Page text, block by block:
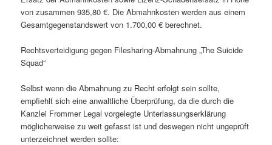
von zusammen 935,80 €. Die Abmahnkosten werden aus einem
Gesamtgegenstandswert von 1.700,00 € berechnet.
Rechtsverteidigung gegen Filesharing-Abmahnung „The Suicide
Squad“
Selbst wenn die Abmahnung zu Recht erfolgt sein sollte,
empfiehlt sich eine anwaltliche Überprüfung, da die durch die
Kanzlei Frommer Legal vorgelegte Unterlassungserklärung
möglicherweise zu weit gefasst ist und deswegen nicht ungeprüft
unterzeichnet werden sollte: